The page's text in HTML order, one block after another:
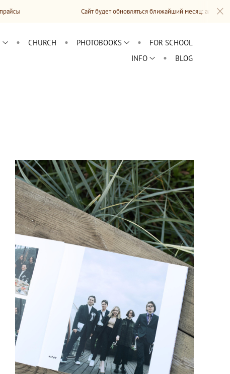
CHURCH PHOTOBOOKS
FOR SCHOOL
INFO
BLOG
Сайт будет обновляться ближайший месяц: альбомы,